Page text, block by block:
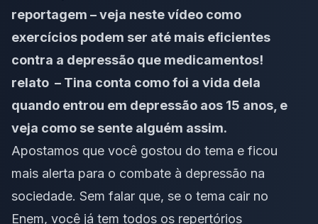
reportagem –veja neste vídeo como
exercícios podem ser até mais eficientes
contra a depressão que medicamentos!
relato – Tina conta como foi a vida dela
quando entrou em depressão aos 15 anos , e
veja como se sente alguém assim.
Apostamos que você gostou do tema e ficou
mais alerta para o combate à depressão na
sociedade. Sem falar que, se o tema cair no
Enem, você já tem todos os repertórios